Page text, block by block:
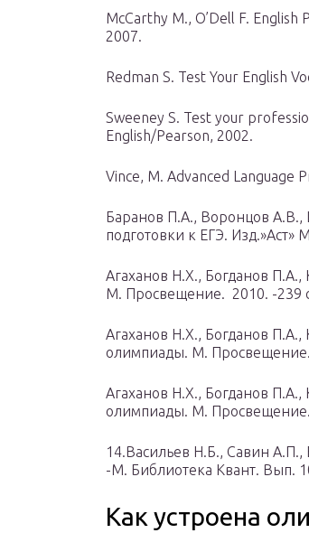
McCarthy M., O’Dell F.
2007.
Redman S. Test Your English
Sweeney S. Test your
English/Pearson, 2002.
Vince, M. Advanced Language
Баранов П.А., Воронцов
подготовки к ЕГЭ. Изд.»Аст»
Агаханов Н.Х., Богданов
М. Просвещение. 2010. -239
Агаханов Н.Х., Богданов
олимпиады. М.
Агаханов Н.Х., Богданов
олимпиады. М.
14.Васильев Н.Б., Савин
-М. Библиотека Квант. Вып.
Как устроена